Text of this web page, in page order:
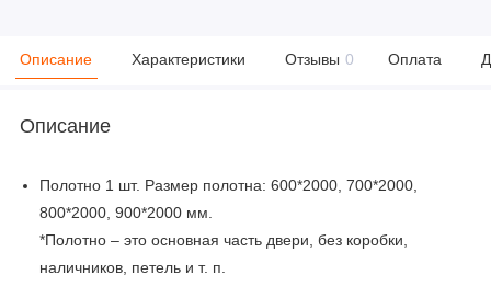
Описание Характеристики Отзывы 0 Оплата
Описание
Полотно 1 шт. Размер полотна: 600*2000, 700*2000,
800*2000, 900*2000 мм.
*Полотно – это основная часть двери, без коробки,
наличников, петель и т. п.